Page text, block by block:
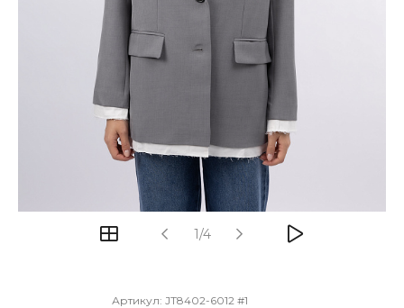
1/4
Артикул: JT8402-6012 #1